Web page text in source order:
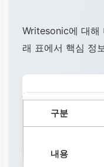
Writesonic에 대해
래 표에서 핵심 정